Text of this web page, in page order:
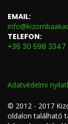
EMAIL:
TELEFON:
+36 30 598 3347
Adatvédelmi
© 2012 - 2017
oldalon található